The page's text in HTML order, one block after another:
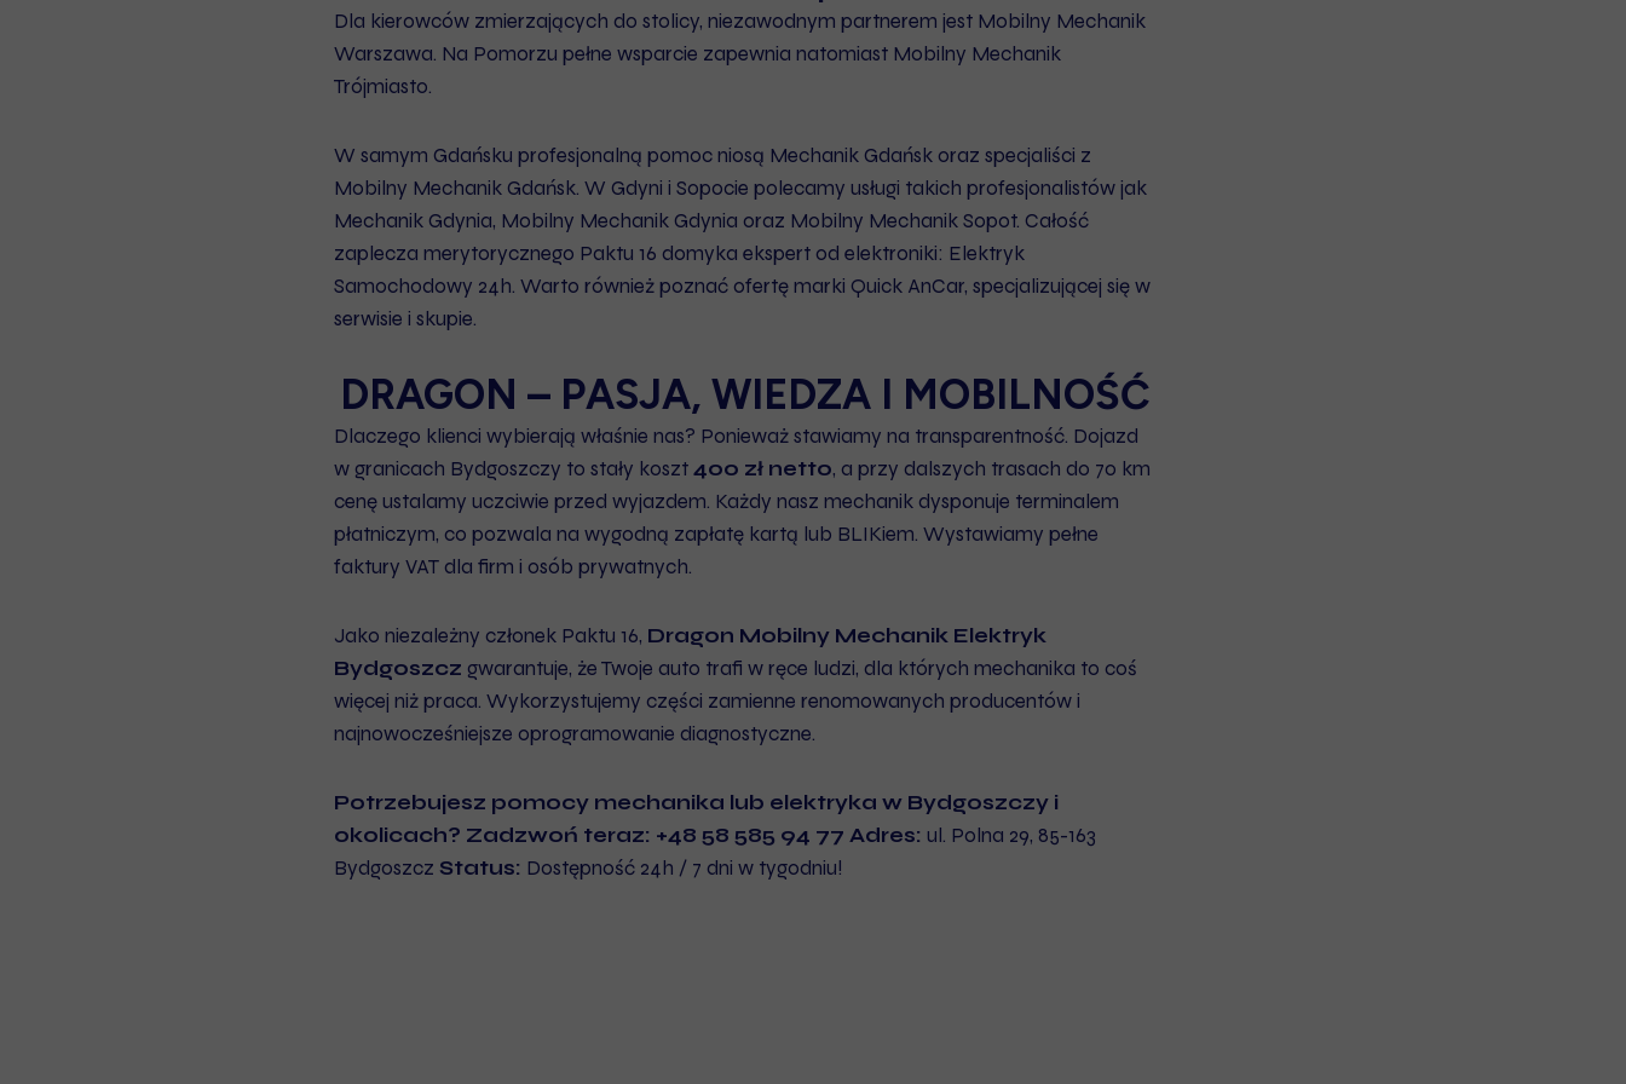
Dla kierowców zmierzających do stolicy, niezawodnym partnerem jest Mobilny Mechanik
Warszawa. Na Pomorzu pełne wsparcie zapewnia natomiast Mobilny Mechanik
Trójmiasto.
W samym Gdańsku profesjonalną pomoc niosą Mechanik Gdańsk oraz specjaliści z
Mobilny Mechanik Gdańsk. W Gdyni i Sopocie polecamy usługi takich profesjonalistów jak
Mechanik Gdynia, Mobilny Mechanik Gdynia oraz Mobilny Mechanik Sopot. Całość
zaplecza merytorycznego Paktu 16 domyka ekspert od elektroniki: Elektryk
Samochodowy 24h. Warto również poznać ofertę marki Quick AnCar, specjalizującej się w
serwisie i skupie.
DRAGON – PASJA, WIEDZA I MOBILNOŚĆ
Dlaczego klienci wybierają właśnie nas? Ponieważ stawiamy na transparentność. Dojazd
w granicach Bydgoszczy to stały koszt400 zł netto, a przy dalszych trasach do 70 km
cenę ustalamy uczciwie przed wyjazdem. Każdy nasz mechanik dysponuje terminalem
płatniczym, co pozwala na wygodną zapłatę kartą lub BLIKiem. Wystawiamy pełne
faktury VAT dla firm i osób prywatnych.
Jako niezależny członek Paktu 16, Dragon Mobilny Mechanik Elektryk
Bydgoszcz gwarantuje, że Twoje auto trafi w ręce ludzi, dla których mechanika to coś
więcej niż praca. Wykorzystujemy części zamienne renomowanych producentów i
najnowocześniejsze oprogramowanie diagnostyczne.
Potrzebujesz pomocy mechanika lub elektryka w Bydgoszczy i
okolicach? Zadzwoń teraz: +48 58 585 94 77 Adres: ul. Polna 29, 85-163
Bydgoszcz Status: Dostępność 24h / 7 dni w tygodniu!